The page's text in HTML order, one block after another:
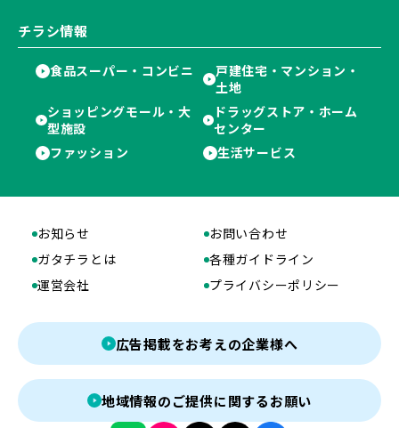
チラシ情報
食品スーパー・コンビニ
戸建住宅・マンション・
土地
ショッピングモール・大
型施設
ドラッグストア・ホーム
センター
ファッション
生活サービス
お知らせ
お問い合わせ
ガタチラとは
各種ガイドライン
運営会社
プライバシーポリシー
広告掲載をお考えの企業様へ
地域情報のご提供に関するお願い